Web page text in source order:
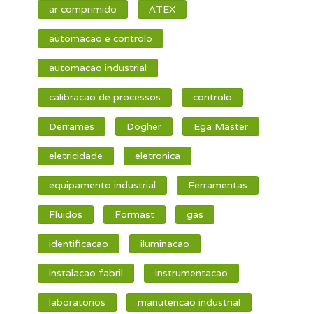
ar comprimido ATEX
automacao e controlo
automacao industrial
calibracao de processos controlo
Derrames Dogher Ega Master
eletricidade eletronica
equipamento industrial Ferramentas
Fluidos Formast gas
identificacao iluminacao
instalacao fabril instrumentacao
laboratorios manutencao industrial